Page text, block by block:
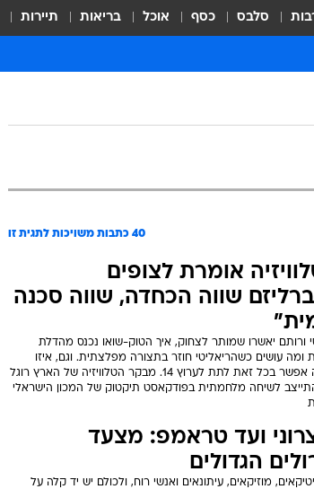
סלבס כסף אוכל בריאות תיירות
40 כתבות משויכות לתגית זו
אומרת לצופים
שווה הכחדה, שווה סכנה
ורותם יאשרו שמותר לצחוק, איך הטוק-שואו נכנס מהדלת
ומה עושים כשהריאליטי חוזר בתצורה מפלצתית. וגם, איזו
מחמאה אפשר בכל זאת לתת לערוץ 14. מבקר הטלוויזיה של הארץ רוגל
לשיחה מלחמתית בפודקאסט תיקטוק של המכון הישראלי
ועד טראמפ: מצעד
הגדולים
מוזיקאים, עיתונאים ואנשי רוח, ולכולם יש יד קלה על